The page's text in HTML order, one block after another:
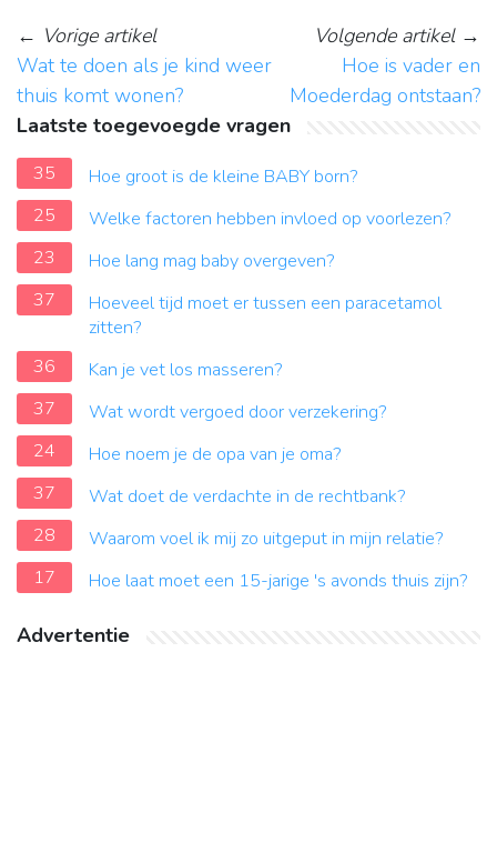
← Vorige artikel
Wat te doen als je kind weer
thuis komt wonen?
Volgende artikel→
Hoe is vader en
Moederdag ontstaan?
Laatste toegevoegde vragen
35
Hoe groot is de kleine BABY born?
25
Welke factoren hebben invloed op voorlezen?
23
Hoe lang mag baby overgeven?
37
Hoeveel tijd moet er tussen een paracetamol
zitten?
36
Kan je vet los masseren?
37
Wat wordt vergoed door verzekering?
24
Hoe noem je de opa van je oma?
37
Wat doet de verdachte in de rechtbank?
28
Waarom voel ik mij zo uitgeput in mijn relatie?
17
Hoe laat moet een 15-jarige 's avonds thuis zijn?
Advertentie